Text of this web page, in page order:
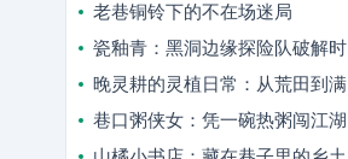
老巷铜铃下的不在场迷局
瓷釉青：黑洞边缘探险队破解时
晚灵耕的灵植日常：从荒田到满
巷口粥侠女：凭一碗热粥闯江湖